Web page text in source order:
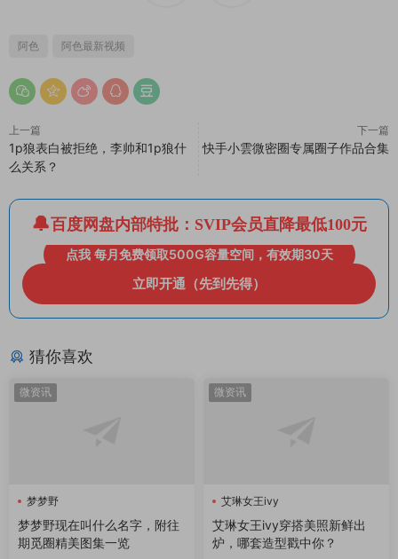
阿色 阿色最新视频
上一篇
1p狼表白被拒绝，李帅和1p狼什
么关系？
下一篇
快手小雲微密圈专属圈子作品合集
百度网盘内部特批：SVIP会员直降最低100元
点我 每月免费领取500G容量空间，有效期30天
立即开通（先到先得）
猜你喜欢
微资讯
梦梦野
梦梦野现在叫什么名字，附往
期觅圈精美图集一览
微资讯
艾琳女王ivy
艾琳女王ivy穿搭美照新鲜出
炉，哪套造型戳中你？